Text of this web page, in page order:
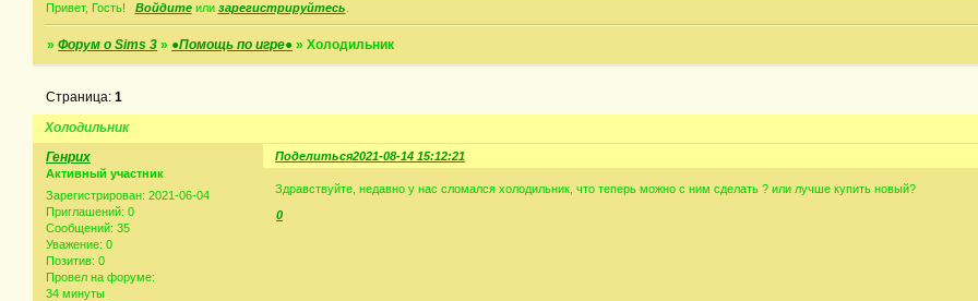
Привет, Гость! Войдитеили зарегистрируйтесь
»Форум о Sims 3 » ●Помощь по игре● »Холодильник
Холодильник
Страница:1
Поделиться2021-08-14 15:12:21
Генрих
Активный участник
Зарегистрирован: 2021-06-04
Приглашений: 0
Сообщений: 35
Уважение: 0
Позитив: 0
Провел на форуме:
34 минуты
Здравствуйте, недавно у нас сломался холодильник, что теперь можно с ним сделать ? или лучше купить новый?
0